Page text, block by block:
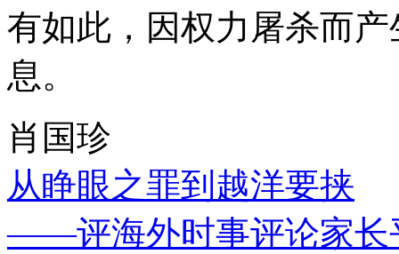
有如此，因权力屠杀而
息。
肖国珍
从睁眼之罪到越洋要挟
——评海外时事评论家长